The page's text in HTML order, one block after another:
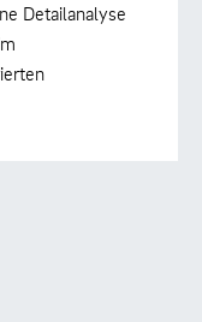
Detailanalyse